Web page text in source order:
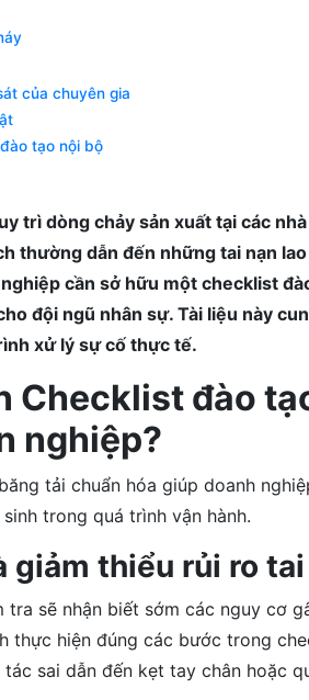
của chuyên gia
tạo nội bộ
trì dòng chảy sản xuất tại các
thường dẫn đến những tai nạn
cần sở hữu một checklist
đội ngũ nhân sự. Tài liệu này
xử lý sự cố thực tế.
Checklist đào
nghiệp?
tải chuẩn hóa giúp doanh
trong quá trình vận hành.
giảm thiểu rủi ro
tra sẽ nhận biết sớm các nguy cơ
thực hiện đúng các bước trong
sai dẫn đến kẹt tay chân hoặc